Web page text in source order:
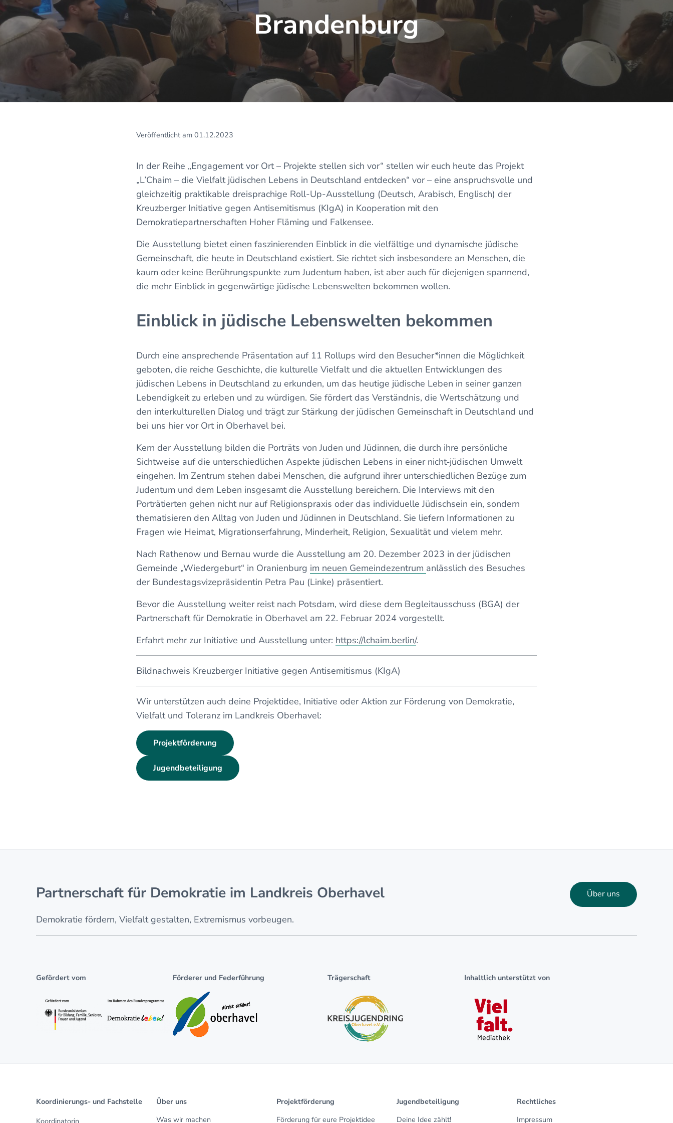
Brandenburg
Veröffentlicht am 01.12.2023
In der Reihe „Engagement vor Ort – Projekte stellen sich vor“ stellen wir euch heute das Projekt
„L’Chaim – die Vielfalt jüdischen Lebens in Deutschland entdecken“ vor – eine anspruchsvolle und
gleichzeitig praktikable dreisprachige Roll-Up-Ausstellung (Deutsch, Arabisch, Englisch) der
Kreuzberger Initiative gegen Antisemitismus (KIgA) in Kooperation mit den
Demokratiepartnerschaften Hoher Fläming und Falkensee.
Die Ausstellung bietet einen faszinierenden Einblick in die vielfältige und dynamische jüdische
Gemeinschaft, die heute in Deutschland existiert. Sie richtet sich insbesondere an Menschen, die
kaum oder keine Berührungspunkte zum Judentum haben, ist aber auch für diejenigen spannend,
die mehr Einblick in gegenwärtige jüdische Lebenswelten bekommen wollen.
Einblick in jüdische Lebenswelten bekommen
Durch eine ansprechende Präsentation auf 11 Rollups wird den Besucher*innen die Möglichkeit
geboten, die reiche Geschichte, die kulturelle Vielfalt und die aktuellen Entwicklungen des
jüdischen Lebens in Deutschland zu erkunden, um das heutige jüdische Leben in seiner ganzen
Lebendigkeit zu erleben und zu würdigen. Sie fördert das Verständnis, die Wertschätzung und
den interkulturellen Dialog und trägt zur Stärkung der jüdischen Gemeinschaft in Deutschland und
bei uns hier vor Ort in Oberhavel bei.
Kern der Ausstellung bilden die Porträts von Juden und Jüdinnen, die durch ihre persönliche
Sichtweise auf die unterschiedlichen Aspekte jüdischen Lebens in einer nicht‐jüdischen Umwelt
eingehen. Im Zentrum stehen dabei Menschen, die aufgrund ihrer unterschiedlichen Bezüge zum
Judentum und dem Leben insgesamt die Ausstellung bereichern. Die Interviews mit den
Porträtierten gehen nicht nur auf Religionspraxis oder das individuelle Jüdischsein ein, sondern
thematisieren den Alltag von Juden und Jüdinnen in Deutschland. Sie liefern Informationen zu
Fragen wie Heimat, Migrationserfahrung, Minderheit, Religion, Sexualität und vielem mehr.
Nach Rathenow und Bernau wurde die Ausstellung am 20. Dezember 2023 in der jüdischen
Gemeinde „Wiedergeburt“ in Oranienburg im neuen Gemeindezentrum anlässlich des Besuches
der Bundestagsvizepräsidentin Petra Pau (Linke) präsentiert.
Bevor die Ausstellung weiter reist nach Potsdam, wird diese dem Begleitausschuss (BGA) der
Partnerschaft für Demokratie in Oberhavel am 22. Februar 2024 vorgestellt.
Erfahrt mehr zur Initiative und Ausstellung unter: https://lchaim.berlin/.
Bildnachweis Kreuzberger Initiative gegen Antisemitismus (KIgA)
Wir unterstützen auch deine Projektidee, Initiative oder Aktion zur Förderung von Demokratie,
Vielfalt und Toleranz im Landkreis Oberhavel:
Projektförderung
Jugendbeteiligung
Partnerschaft für Demokratie im Landkreis Oberhavel
Demokratie fördern, Vielfalt gestalten, Extremismus vorbeugen.
Über uns
Gefördert vom Förderer und Federführung Trägerschaft Inhaltlich unterstützt von
Koordinierungs- und Fachstelle
Koordinatorin
Über uns
Was wir machen
Projektförderung
Förderung für eure Projektidee
Jugendbeteiligung
Deine Idee zählt!
Rechtliches
Impressum